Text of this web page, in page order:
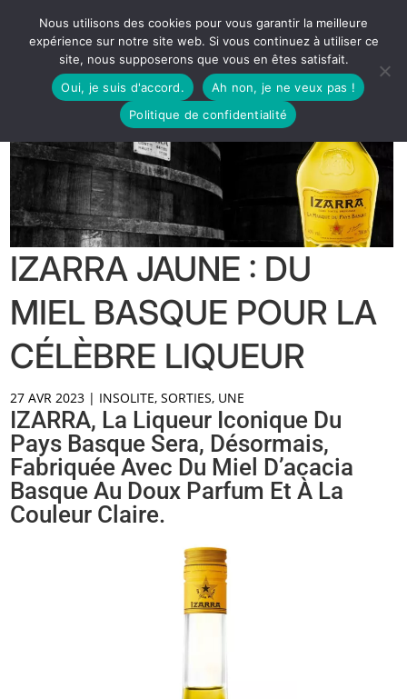
IZARRA JAUNE : DU
MIEL BASQUE POUR LA
CÉLÈBRE LIQUEUR
27 AVR 2023 | INSOLITE,SORTIES, UNE
IZARRA, La Liqueur Iconique Du
Pays Basque Sera, Désormais,
Fabriquée Avec Du Miel D’acacia
Basque Au Doux Parfum Et À La
Couleur Claire.
Nous utilisons des cookies pour vous garantir la meilleure
expérience sur notre site web. Si vous continuez à utiliser ce
site, nous supposerons que vous en êtes satisfait.
Oui, je suis d'accord.
Ah non, je ne veux pas !
Politique de confidentialité